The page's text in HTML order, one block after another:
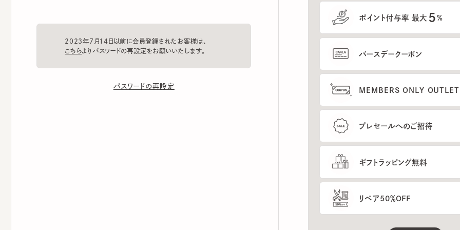
2023年7月14日以前に会員登録されたお客様は、
パスワードの再設定
ポイント付与率 最大 %
バースデークーポン
MEMBERS ONLY OUTLETのご
プレセールへのご招待
ギフトラッピング無料
リペア50％OFF